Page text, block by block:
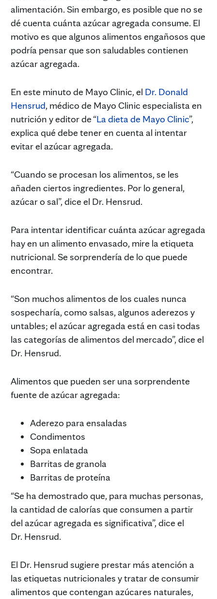
alimentación. Sin embargo, es posible que no se
dé cuenta cuánta azúcar agregada consume. El
motivo es que algunos alimentos engañosos que
podría pensar que son saludables contienen
azúcar agregada.
En este minuto de Mayo Clinic, el Dr. Donald
Hensrud, médico de Mayo Clinic especialista en
nutrición y editor de “La dieta de Mayo Clinic”,
explica qué debe tener en cuenta al intentar
evitar el azúcar agregada.
“Cuando se procesan los alimentos, se les
añaden ciertos ingredientes. Por lo general,
azúcar o sal”, dice el Dr. Hensrud.
Para intentar identificar cuánta azúcar agregada
hay en un alimento envasado, mire la etiqueta
nutricional. Se sorprendería de lo que puede
encontrar.
“Son muchos alimentos de los cuales nunca
sospecharía, como salsas, algunos aderezos y
untables; el azúcar agregada está en casi todas
las categorías de alimentos del mercado”, dice el
Dr. Hensrud.
Alimentos que pueden ser una sorprendente
fuente de azúcar agregada:
Aderezo para ensaladas
Condimentos
Sopa enlatada
Barritas de granola
Barritas de proteína
“Se ha demostrado que, para muchas personas,
la cantidad de calorías que consumen a partir
del azúcar agregada es significativa”, dice el
Dr. Hensrud.
El Dr. Hensrud sugiere prestar más atención a
las etiquetas nutricionales y tratar de consumir
alimentos que contengan azúcares naturales,